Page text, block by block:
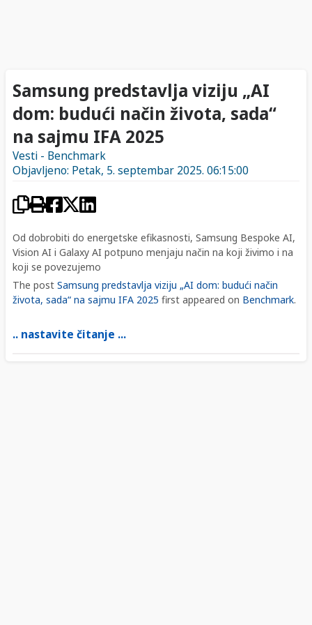
Samsung predstavlja viziju „AI
dom: budući način života, sada“
na sajmu IFA 2025
Vesti - Benchmark
Objavljeno: Petak, 5. septembar 2025. 06:15:00
Od dobrobiti do energetske efikasnosti, Samsung Bespoke AI,
Vision AI i Galaxy AI potpuno menjaju način na koji živimo i na
koji se povezujemo
The post Samsung predstavlja viziju „AI dom: budući način
života, sada“ na sajmu IFA 2025 first appeared on Benchmark.
.. nastavite čitanje ...